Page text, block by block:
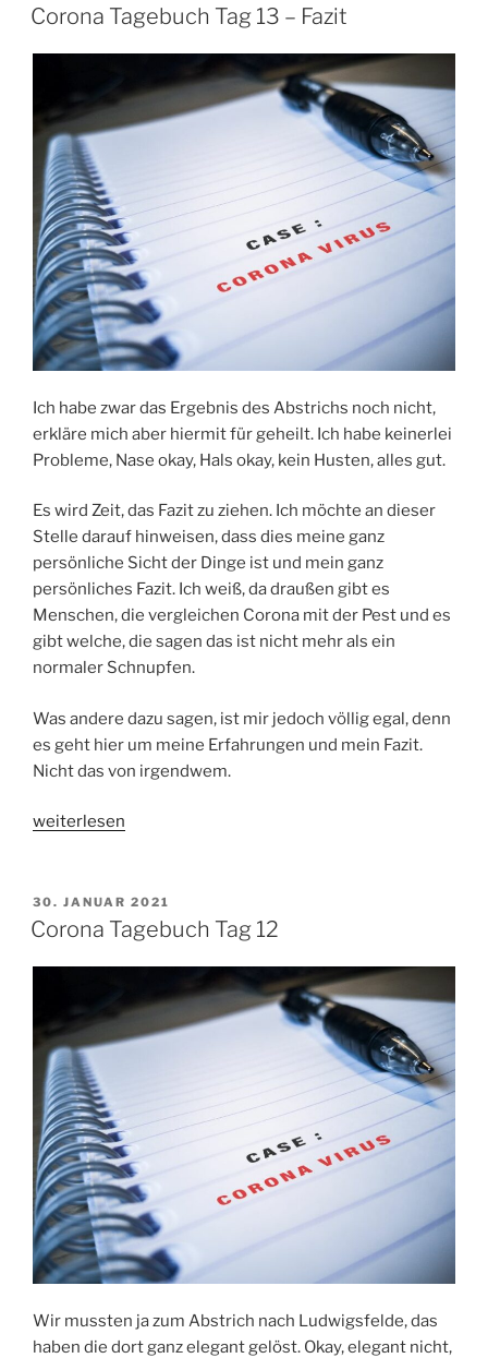
Drama
AM
Corona Tagebuch Tag 13 – Fazit
Ich habe zwar das Ergebnis des Abstrichs noch nicht,
erkläre mich aber hiermit für geheilt. Ich habe keinerlei
Probleme, Nase okay, Hals okay, kein Husten, alles gut.
Es wird Zeit, das Fazit zu ziehen. Ich möchte an dieser
Stelle darauf hinweisen, dass dies meine ganz
persönliche Sicht der Dinge ist und mein ganz
persönliches Fazit. Ich weiß, da draußen gibt es
Menschen, die vergleichen Corona mit der Pest und es
gibt welche, die sagen das ist nicht mehr als ein
normaler Schnupfen.
Was andere dazu sagen, ist mir jedoch völlig egal, denn
es geht hier um meine Erfahrungen und mein Fazit.
Nicht das von irgendwem.
„Corona
13
–
weiterlesen
VERÖFFENTLICHT
AM
30. JANUAR 2021
Corona Tagebuch Tag 12
Wir mussten ja zum Abstrich nach Ludwigsfelde, das
haben die dort ganz elegant gelöst. Okay, elegant nicht,